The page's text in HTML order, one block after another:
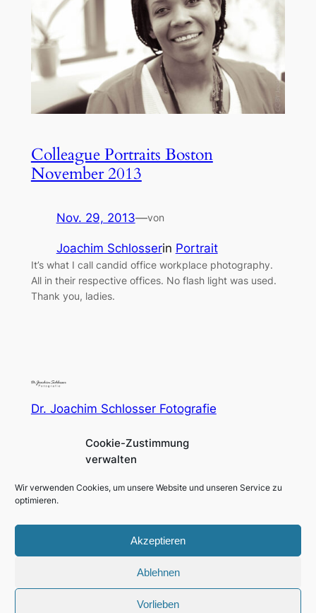
Cookie-Zustimmung
verwalten
Wir verwenden Cookies, um unsere Website und unseren Service zu
optimieren.
Akzeptieren
Ablehnen
Vorlieben
Colleague Portraits Boston
November 2013
Nov. 29, 2013—von
Joachim Schlosserin Portrait
It’s what I call candid office workplace photography.
All in their respective offices. No flash light was used.
Thank you, ladies.
Dr. Joachim Schlosser Fotografie
Fotografie für Menschen in und um Augsburg und
Impressum
Datenschutzerklärung
Facebook
Gestaltet mitWordPress